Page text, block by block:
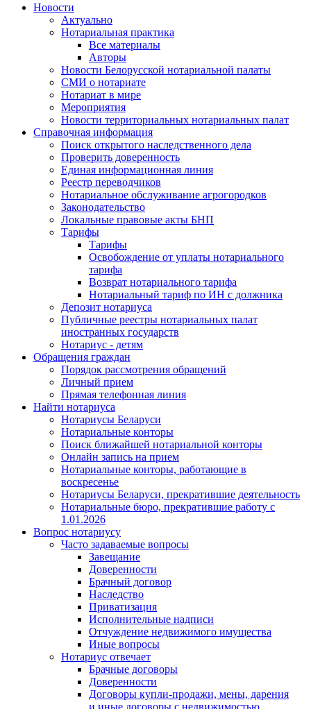
Новости
Актуально
Нотариальная практика
Все материалы
Авторы
Новости Белорусской нотариальной палаты
СМИ о нотариате
Нотариат в мире
Мероприятия
Новости территориальных нотариальных палат
Справочная информация
Поиск открытого наследственного дела
Проверить доверенность
Единая информационная линия
Реестр переводчиков
Нотариальное обслуживание агрогородков
Законодательство
Локальные правовые акты БНП
Тарифы
Тарифы
Освобождение от уплаты нотариального
тарифа
Возврат нотариального тарифа
Нотариальный тариф по ИН с должника
Депозит нотариуса
Публичные реестры нотариальных палат
иностранных государств
Нотариус - детям
Обращения граждан
Порядок рассмотрения обращений
Личный прием
Прямая телефонная линия
Найти нотариуса
Нотариусы Беларуси
Нотариальные конторы
Поиск ближайшей нотариальной конторы
Онлайн запись на прием
Нотариальные конторы, работающие в
воскресенье
Нотариусы Беларуси, прекратившие деятельность
Нотариальные бюро, прекратившие работу с
1.01.2026
Вопрос нотариусу
Часто задаваемые вопросы
Завещание
Доверенности
Брачный договор
Наследство
Приватизация
Исполнительные надписи
Отчуждение недвижимого имущества
Иные вопросы
Нотариус отвечает
Брачные договоры
Доверенности
Договоры купли-продажи, мены, дарения
и иные договоры с недвижимостью